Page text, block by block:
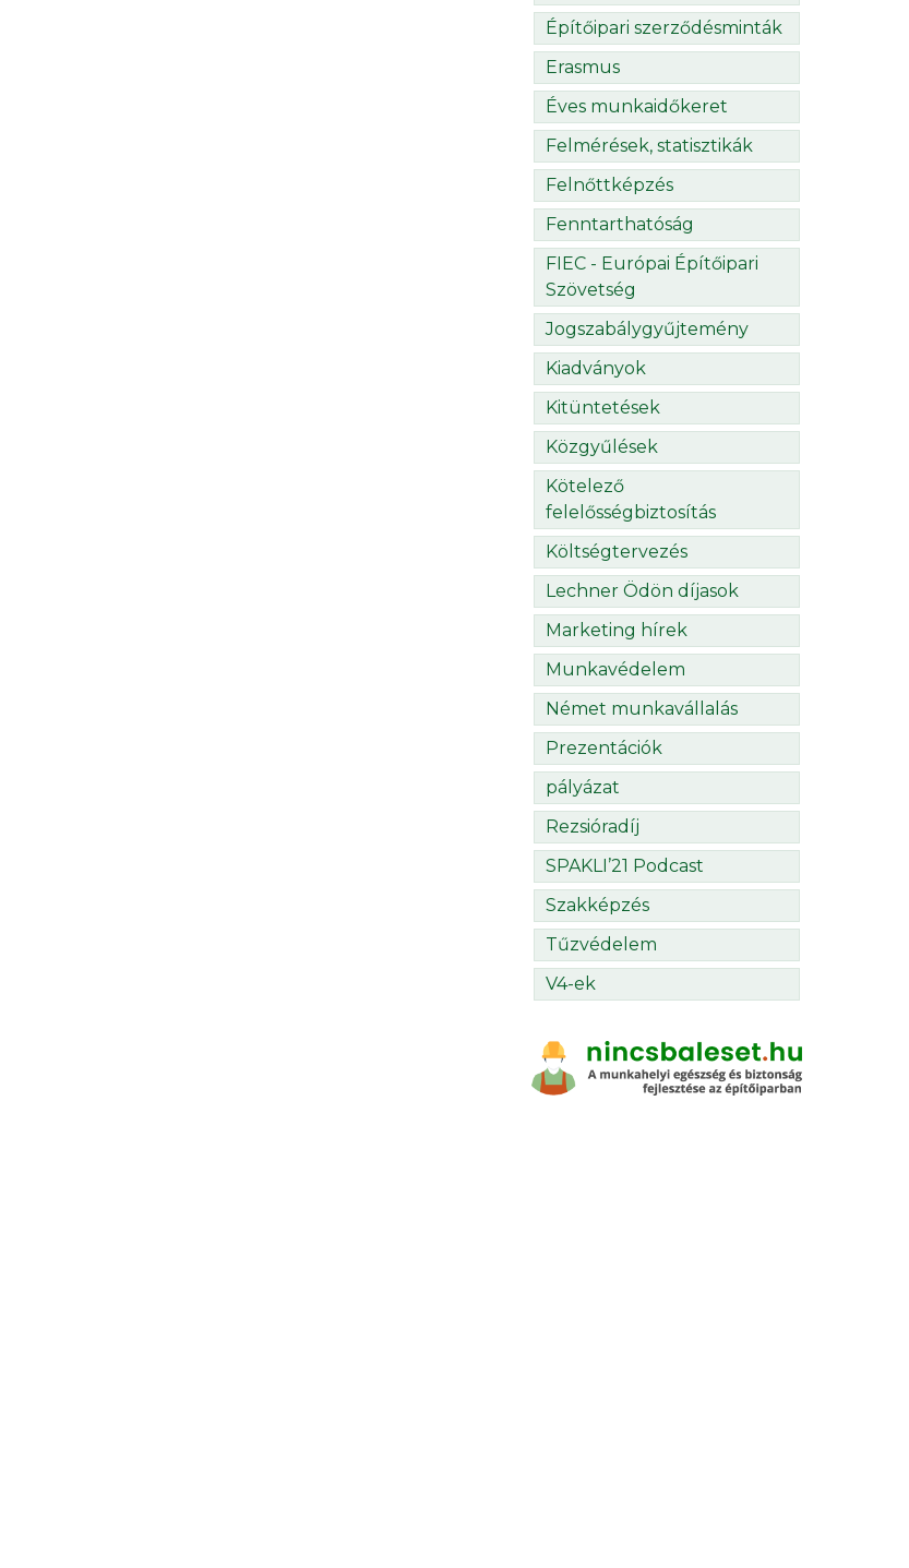
Építőipari szerződésminták
Erasmus
Éves munkaidőkeret
Felmérések, statisztikák
Felnőttképzés
Fenntarthatóság
FIEC - Európai Építőipari
Szövetség
Jogszabálygyűjtemény
Kiadványok
Kitüntetések
Közgyűlések
Kötelező
felelősségbiztosítás
Költségtervezés
Lechner Ödön díjasok
Marketing hírek
Munkavédelem
Német munkavállalás
Prezentációk
pályázat
Rezsióradíj
SPAKLI’21 Podcast
Szakképzés
Tűzvédelem
V4-ek